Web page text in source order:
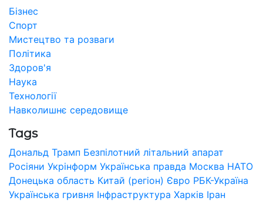
Бізнес
Спорт
Мистецтво та розваги
Політика
Здоров'я
Наука
Технології
Навколишнє середовище
Tags
Дональд Трамп Безпілотний літальний апарат
Росіяни Укрінформ Українська правда Москва НАТО
Донецька область Китай (регіон) Євро РБК-Україна
Українська гривня Інфраструктура Харків Іран